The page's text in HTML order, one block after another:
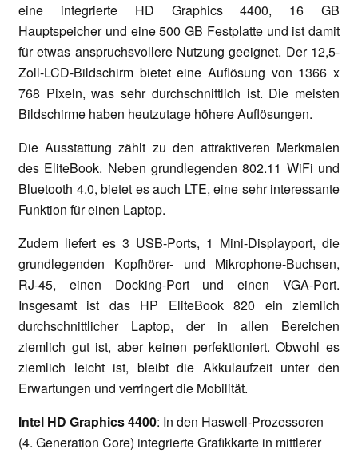
eine integrierte HD Graphics 4400, 16 GB
Hauptspeicher und eine 500 GB Festplatte und ist damit
für etwas anspruchsvollere Nutzung geeignet. Der 12,5-
Zoll-LCD-Bildschirm bietet eine Auflösung von 1366 x
768 Pixeln, was sehr durchschnittlich ist. Die meisten
Bildschirme haben heutzutage höhere Auflösungen.
Die Ausstattung zählt zu den attraktiveren Merkmalen
des EliteBook. Neben grundlegenden 802.11 WiFi und
Bluetooth 4.0, bietet es auch LTE, eine sehr interessante
Funktion für einen Laptop.
Zudem liefert es 3 USB-Ports, 1 Mini-Displayport, die
grundlegenden Kopfhörer- und Mikrophone-Buchsen,
RJ-45, einen Docking-Port und einen VGA-Port.
Insgesamt ist das HP EliteBook 820 ein ziemlich
durchschnittlicher Laptop, der in allen Bereichen
ziemlich gut ist, aber keinen perfektioniert. Obwohl es
ziemlich leicht ist, bleibt die Akkulaufzeit unter den
Erwartungen und verringert die Mobilität.
Intel HD Graphics 4400: In den Haswell-Prozessoren
(4. Generation Core) integrierte Grafikkarte in mittlerer